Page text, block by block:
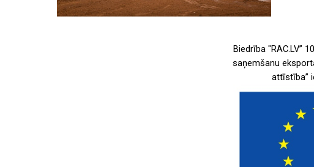
Biedrība "RAC.LV”
saņemšanu
attīstība”